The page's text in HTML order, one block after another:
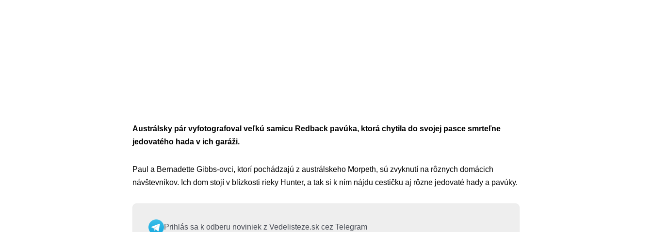
Austrálsky pár vyfotografoval veľkú samicu Redback pavúka, ktorá chytila do svojej pasce smrteľne
jedovatého hada v ich garáži.
Paul a Bernadette Gibbs-ovci, ktorí pochádzajú z austrálskeho Morpeth, sú zvyknutí na rôznych domácich
návštevníkov. Ich dom stojí v blízkosti rieky Hunter, a tak si k ním nájdu cestičku aj rôzne jedovaté hady a pavúky.
Prihlás sa k odberu noviniek z Vedelisteze.sk cez Telegram